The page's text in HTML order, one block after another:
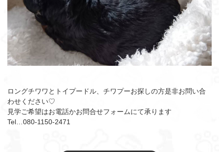
ロングチワワとトイプードル、チワプーお探しの方是非お問い合
わせください♡
見学ご希望はお電話かお問合せフォームにて承ります
Tel…080-1150-2471